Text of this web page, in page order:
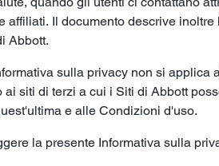
affiliati. Il documento descrive
Abbott.
sulla privacy non si
ai siti di terzi a cui i Siti di Abbott
e alle Condizioni d'uso.
la presente Informativa sulla